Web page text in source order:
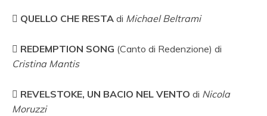
 QUELLO CHE RESTA di Michael Beltrami
 REDEMPTION SONG (Canto di Redenzione) di
Cristina Mantis
 REVELSTOKE, UN BACIO NEL VENTO di Nicola
Moruzzi